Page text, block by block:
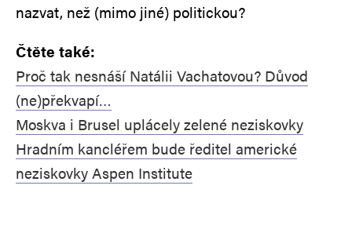
nazvat, než (mimo jiné) politickou?
Čtěte také:
Proč tak nesnáší Natálii Vachatovou? Důvod
(ne)překvapí…
Moskva i Brusel uplácely zelené neziskovky
Hradním kancléřem bude ředitel americké
neziskovky Aspen Institute